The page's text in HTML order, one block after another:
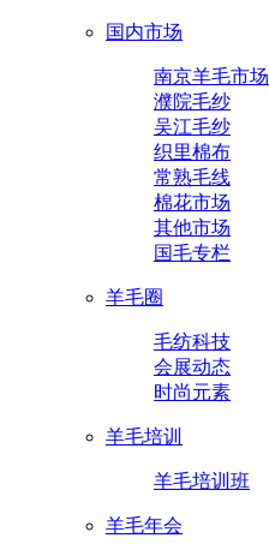
国内市场
南京羊毛市场
濮院毛纱
吴江毛纱
织里棉布
常熟毛线
棉花市场
其他市场
国毛专栏
羊毛圈
毛纺科技
会展动态
时尚元素
羊毛培训
羊毛培训班
羊毛年会